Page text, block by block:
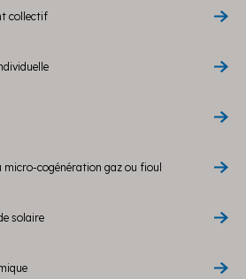
collectif
micro-cogénération gaz ou fioul
solaire